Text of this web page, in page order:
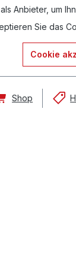
Anbieter, um
Sie das
Cookie
Shop